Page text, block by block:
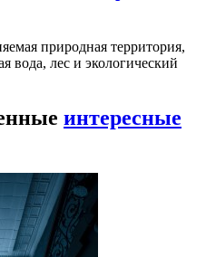
природная территория,
вода, лес и экологический
интересные